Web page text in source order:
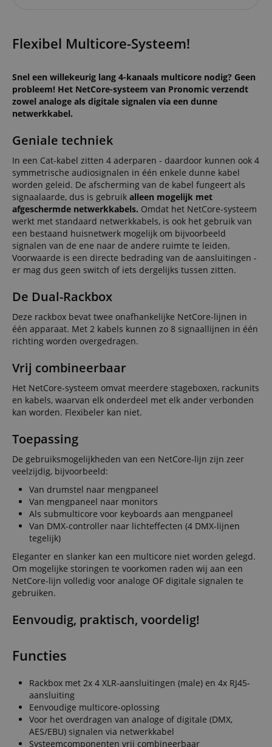
Flexibel Multicore-Systeem!
Snel een willekeurig lang 4-kanaals multicore nodig? Geen
probleem! Het NetCore-systeem van Pronomic verzendt
zowel analoge als digitale signalen via een dunne
netwerkkabel.
Geniale techniek
In een Cat-kabel zitten 4 aderparen - daardoor kunnen ook 4
symmetrische audiosignalen in één enkele dunne kabel
worden geleid. De afscherming van de kabel fungeert als
signaalaarde, dus is gebruik alleen mogelijk met
afgeschermde netwerkkabels. Omdat het NetCore-systeem
werkt met standaard netwerkkabels, is ook het gebruik van
een bestaand huisnetwerk mogelijk om bijvoorbeeld
signalen van de ene naar de andere ruimte te leiden.
Voorwaarde is een directe bedrading van de aansluitingen -
er mag dus geen switch of iets dergelijks tussen zitten.
De Dual-Rackbox
Deze rackbox bevat twee onafhankelijke NetCore-lijnen in
één apparaat. Met 2 kabels kunnen zo 8 signaallijnen in één
richting worden overgedragen.
Vrij combineerbaar
Het NetCore-systeem omvat meerdere stageboxen, rackunits
en kabels, waarvan elk onderdeel met elk ander verbonden
kan worden. Flexibeler kan niet.
Toepassing
De gebruiksmogelijkheden van een NetCore-lijn zijn zeer
veelzijdig, bijvoorbeeld:
Van drumstel naar mengpaneel
Van mengpaneel naar monitors
Als submulticore voor keyboards aan mengpaneel
Van DMX-controller naar lichteffecten (4 DMX-lijnen
tegelijk)
Eleganter en slanker kan een multicore niet worden gelegd.
Om mogelijke storingen te voorkomen raden wij aan een
NetCore-lijn volledig voor analoge OF digitale signalen te
gebruiken.
Eenvoudig, praktisch, voordelig!
Functies
Rackbox met 2x 4 XLR-aansluitingen (male) en 4x RJ45-
aansluiting
Eenvoudige multicore-oplossing
Voor het overdragen van analoge of digitale (DMX,
AES/EBU) signalen via netwerkkabel
Systeemcomponenten vrij combineerbaar